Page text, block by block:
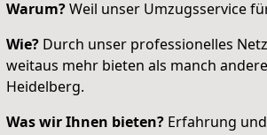
Warum?Weil unser Umzugsservice
Wie? Durch unser professionelles
weitaus mehr bieten als manch
Heidelberg.
Was wir Ihnen bieten? Erfahrung